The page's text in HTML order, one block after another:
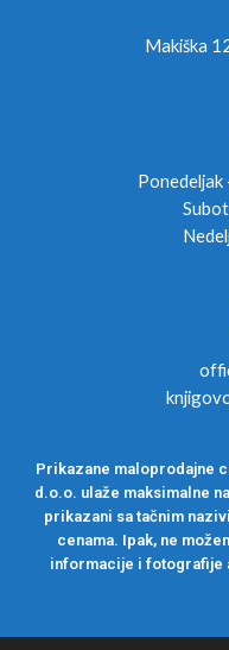
Makiška
Prikazane maloprodajne
d.o.o. ulaže maksimalne
prikazani sa tačnim
cenama. Ipak, ne
informacije i fotografije